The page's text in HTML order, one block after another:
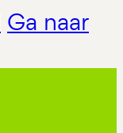
Ga naar